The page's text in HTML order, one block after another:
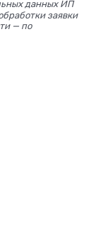
данных ИП
заявки
— по